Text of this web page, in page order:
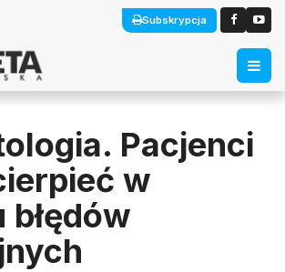
Subskrypcja
Pacjenci
w